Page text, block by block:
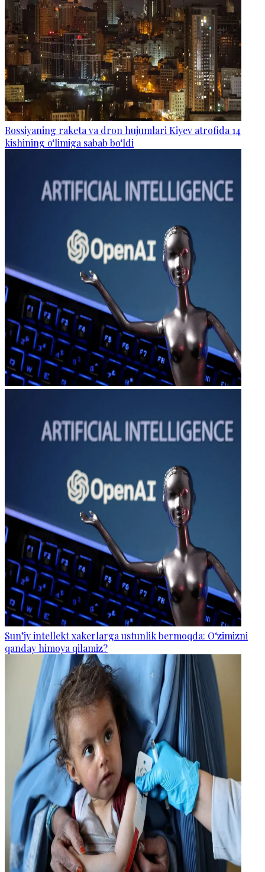
Rossiyaning raketa va dron hujumlari Kiyev atrofida 14
kishining o‘limiga sabab bo‘ldi
Sun’iy intellekt xakerlarga ustunlik bermoqda: O‘zimizni
qanday himoya qilamiz?